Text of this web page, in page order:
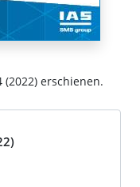
erschienen.